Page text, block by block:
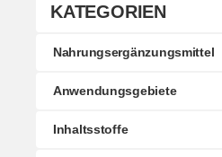
KATEGORIEN
Nahrungsergänzungsmittel
Anwendungsgebiete
Inhaltsstoffe